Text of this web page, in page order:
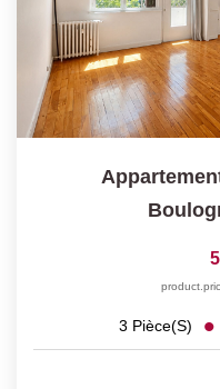
3 Pièce(s)